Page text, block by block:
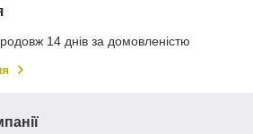
14 днів за домовленістю